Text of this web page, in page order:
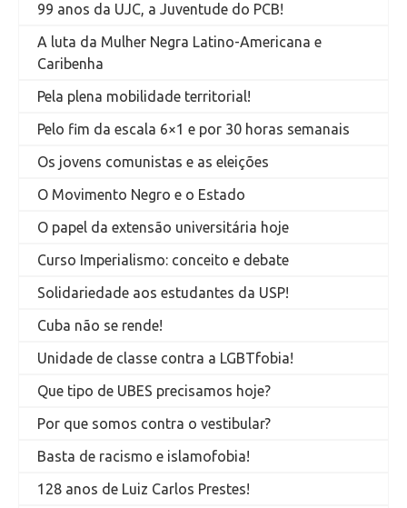
99 anos da UJC, a Juventude do PCB!
A luta da Mulher Negra Latino-Americana e
Caribenha
Pela plena mobilidade territorial!
Pelo fim da escala 6×1 e por 30 horas semanais
Os jovens comunistas e as eleições
O Movimento Negro e o Estado
O papel da extensão universitária hoje
Curso Imperialismo: conceito e debate
Solidariedade aos estudantes da USP!
Cuba não se rende!
Unidade de classe contra a LGBTfobia!
Que tipo de UBES precisamos hoje?
Por que somos contra o vestibular?
Basta de racismo e islamofobia!
128 anos de Luiz Carlos Prestes!